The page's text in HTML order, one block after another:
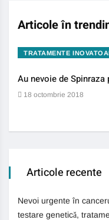
Articole în
TRATAMENTE
Au nevoie de Spinraza
18 octombrie 2018
Articole recente
Nevoi urgente în
testare genetică,